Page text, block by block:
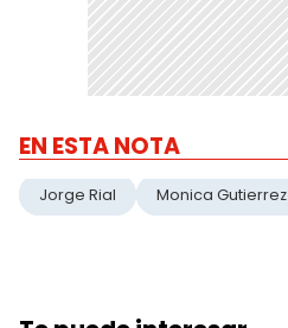
EN ESTA NOTA
Jorge Rial Monica Gutierrez